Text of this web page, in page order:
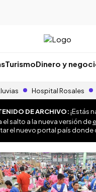
TurismoDinero y
Hospital Rosales
DE ARCHIVO:¡Estás
el salto a la nueva versión de
el nuevo portal país